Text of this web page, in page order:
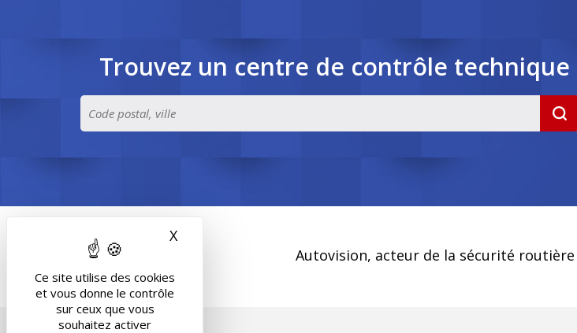
Ce site utilise des cookies
et vous donne le contrôle
sur ceux que vous
souhaitez activer
X
LOTISSEMENT DES TERRIERS
Prendre rendez-
Trouvez un centre de contrôle technique
Autovision, acteur de la sécurité routière